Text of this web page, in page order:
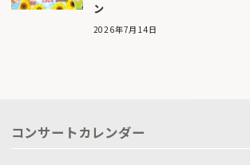
ン
2026年7月14日
コンサートカレンダー